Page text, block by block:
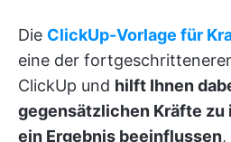
Die ClickUp-Vorlage für
eine der
ClickUp und hilft Ihnen
gegensätzlichen Kräfte
ein Ergebnis beeinflussen